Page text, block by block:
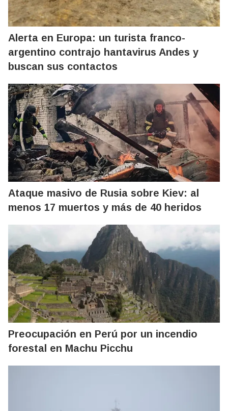
Alerta en Europa: un turista franco-
argentino contrajo hantavirus Andes y
buscan sus contactos
Ataque masivo de Rusia sobre Kiev: al
menos 17 muertos y más de 40 heridos
Preocupación en Perú por un incendio
forestal en Machu Picchu